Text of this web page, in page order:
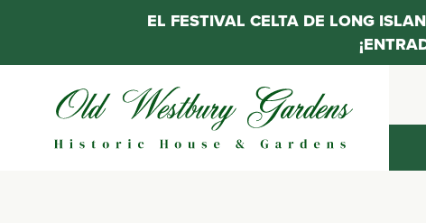
contenido
EL FESTIVAL CELTA DE LONG